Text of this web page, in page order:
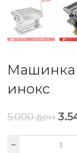
Машинка
инокс
5.000ден